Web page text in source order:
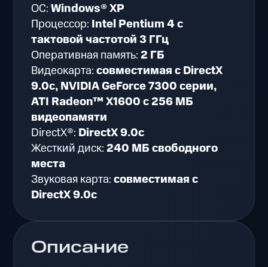
Описание
ОС:Windows® XP
Процессор: Intel Pentium 4 с
тактовой частотой 3 ГГц
Оперативная память: 2 ГБ
Видеокарта:совместимая с DirectX
9.0c, NVIDIA GeForce 7300 серии,
ATI Radeon™ X1600 с 256 МБ
видеопамяти
DirectX®: DirectX 9.0c
Жесткий диск: 240 МБ свободного
места
Звуковая карта:совместимая с
DirectX 9.0c